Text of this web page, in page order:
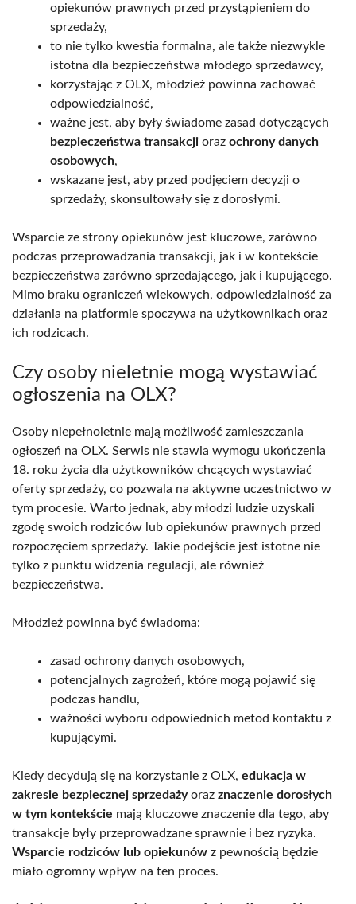
opiekunów prawnych przed przystąpieniem do
sprzedaży,
to nie tylko kwestia formalna, ale także niezwykle
istotna dla bezpieczeństwa młodego sprzedawcy,
korzystając z OLX, młodzież powinna zachować
odpowiedzialność,
ważne jest, aby były świadome zasad dotyczących
bezpieczeństwa transakcji oraz ochrony danych
osobowych,
wskazane jest, aby przed podjęciem decyzji o
sprzedaży, skonsultowały się z dorosłymi.
Wsparcie ze strony opiekunów jest kluczowe, zarówno
podczas przeprowadzania transakcji, jak i w kontekście
bezpieczeństwa zarówno sprzedającego, jak i kupującego.
Mimo braku ograniczeń wiekowych, odpowiedzialność za
działania na platformie spoczywa na użytkownikach oraz
ich rodzicach.
Czy osoby nieletnie mogą wystawiać
ogłoszenia na OLX?
Osoby niepełnoletnie mają możliwość zamieszczania
ogłoszeń na OLX. Serwis nie stawia wymogu ukończenia
18. roku życia dla użytkowników chcących wystawiać
oferty sprzedaży, co pozwala na aktywne uczestnictwo w
tym procesie. Warto jednak, aby młodzi ludzie uzyskali
zgodę swoich rodziców lub opiekunów prawnych przed
rozpoczęciem sprzedaży. Takie podejście jest istotne nie
tylko z punktu widzenia regulacji, ale również
bezpieczeństwa.
Młodzież powinna być świadoma:
zasad ochrony danych osobowych,
potencjalnych zagrożeń, które mogą pojawić się
podczas handlu,
ważności wyboru odpowiednich metod kontaktu z
kupującymi.
Kiedy decydują się na korzystanie z OLX, edukacja w
zakresie bezpiecznej sprzedażyoraz znaczenie dorosłych
w tym kontekście mają kluczowe znaczenie dla tego, aby
transakcje były przeprowadzane sprawnie i bez ryzyka.
Wsparcie rodziców lub opiekunów z pewnością będzie
miało ogromny wpływ na ten proces.